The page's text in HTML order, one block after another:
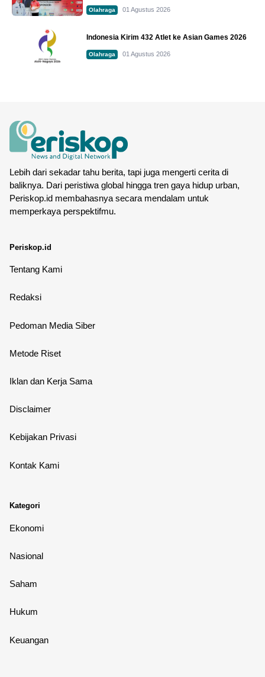
Olahraga 01 Agustus 2026
Indonesia Kirim 432 Atlet ke Asian Games 2026
Olahraga 01 Agustus 2026
Lebih dari sekadar tahu berita, tapi juga mengerti cerita di
baliknya. Dari peristiwa global hingga tren gaya hidup urban,
Periskop.id membahasnya secara mendalam untuk
memperkaya perspektifmu.
Periskop.id
Tentang Kami
Redaksi
Pedoman Media Siber
Metode Riset
Iklan dan Kerja Sama
Disclaimer
Kebijakan Privasi
Kontak Kami
Kategori
Ekonomi
Nasional
Saham
Hukum
Keuangan